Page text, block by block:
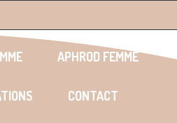
APHROD FEMME
CONTACT